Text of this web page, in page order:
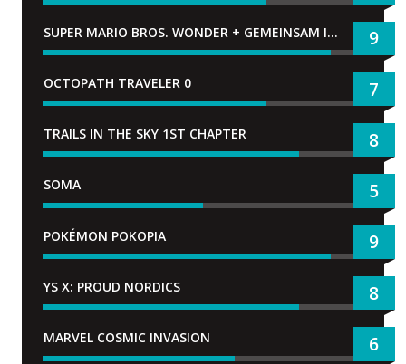
SUPER MARIO BROS. WONDER + GEMEINSAM IM BELLABEL-PARK 9
OCTOPATH TRAVELER 0 7
TRAILS IN THE SKY 1ST CHAPTER 8
SOMA 5
POKÉMON POKOPIA 9
YS X: PROUD NORDICS 8
MARVEL COSMIC INVASION 6